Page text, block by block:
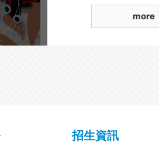
more
招生資訊